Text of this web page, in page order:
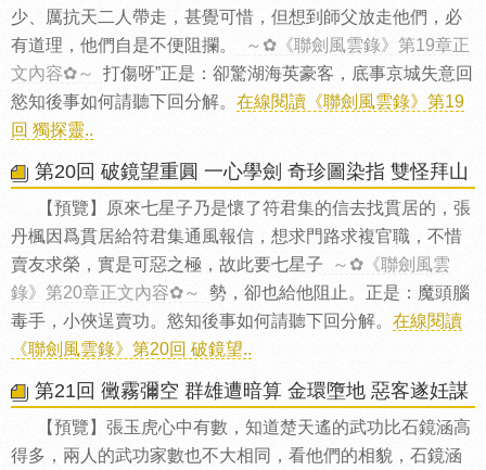
少、厲抗天二人帶走，甚覺可惜，但想到師父放走他們，必
有道理，他們自是不便阻攔。
～✿《聯劍風雲錄》第19章正
文內容✿～
打傷呀”正是：卻驚湖海英豪客，底事京城失意回
慾知後事如何請聽下回分解。 在線閱讀《聯劍風雲錄》第19
回 獨探靈..
第20回 破鏡望重圓 一心學劍 奇珍圖染指 雙怪拜山
【預覽】原來七星子乃是懷了符君集的信去找貫居的，張
丹楓因爲貫居給符君集通風報信，想求門路求複官職，不惜
賣友求榮，實是可惡之極，故此要七星子
～✿《聯劍風雲
錄》第20章正文內容✿～
勢，卻也給他阻止。正是：魔頭腦
毒手，小俠逞賣功。慾知後事如何請聽下回分解。 在線閱讀
《聯劍風雲錄》第20回 破鏡望..
第21回 黴霧彌空 群雄遭暗算 金環墮地 惡客遂妊謀
【預覽】張玉虎心中有數，知道楚天遙的武功比石鏡涵高
得多，兩人的武功家數也不大相同，看他們的相貌，石鏡涵